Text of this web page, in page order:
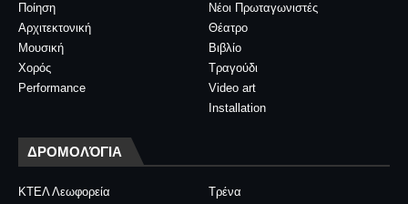
Νέοι Πρωταγωνιστές
Ποίηση
Θέατρο
Αρχιτεκτονική
Βιβλίο
Μουσική
Τραγούδι
Χορός
Video art
Performance
Installation
ΔΡΟΜΟΛΌΓΙΑ
ΚΤΕΛ Λεωφορεία
Τρένα